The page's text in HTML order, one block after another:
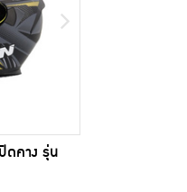
ดคาง รุ่น